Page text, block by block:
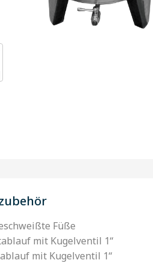
Füße
mit Kugelventil 1“
mit Kugelventil 1“